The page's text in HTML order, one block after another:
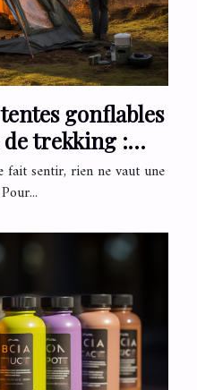
gonflables
trekking :
pleine nature
fait sentir, rien ne vaut une